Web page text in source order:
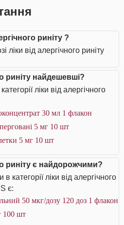
риніту ?
ліки від алергічного риніту
риніту найдешевші?
ліки від алергічного
30 мл 1 флакон
5 мг 10 шт
5 мг 10 шт
риніту є найдорожчими?
ліки від алергічного
є:
50 мкг/дозу 120 доз 1 флакон
100 шт